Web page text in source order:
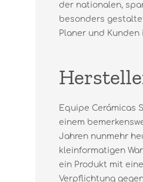
der nationalen,
besonders
Planer und
Equipe Cerámicas
einem
Jahren nunmehr
kleinformatigen
ein Produkt mit
Verpflichtung